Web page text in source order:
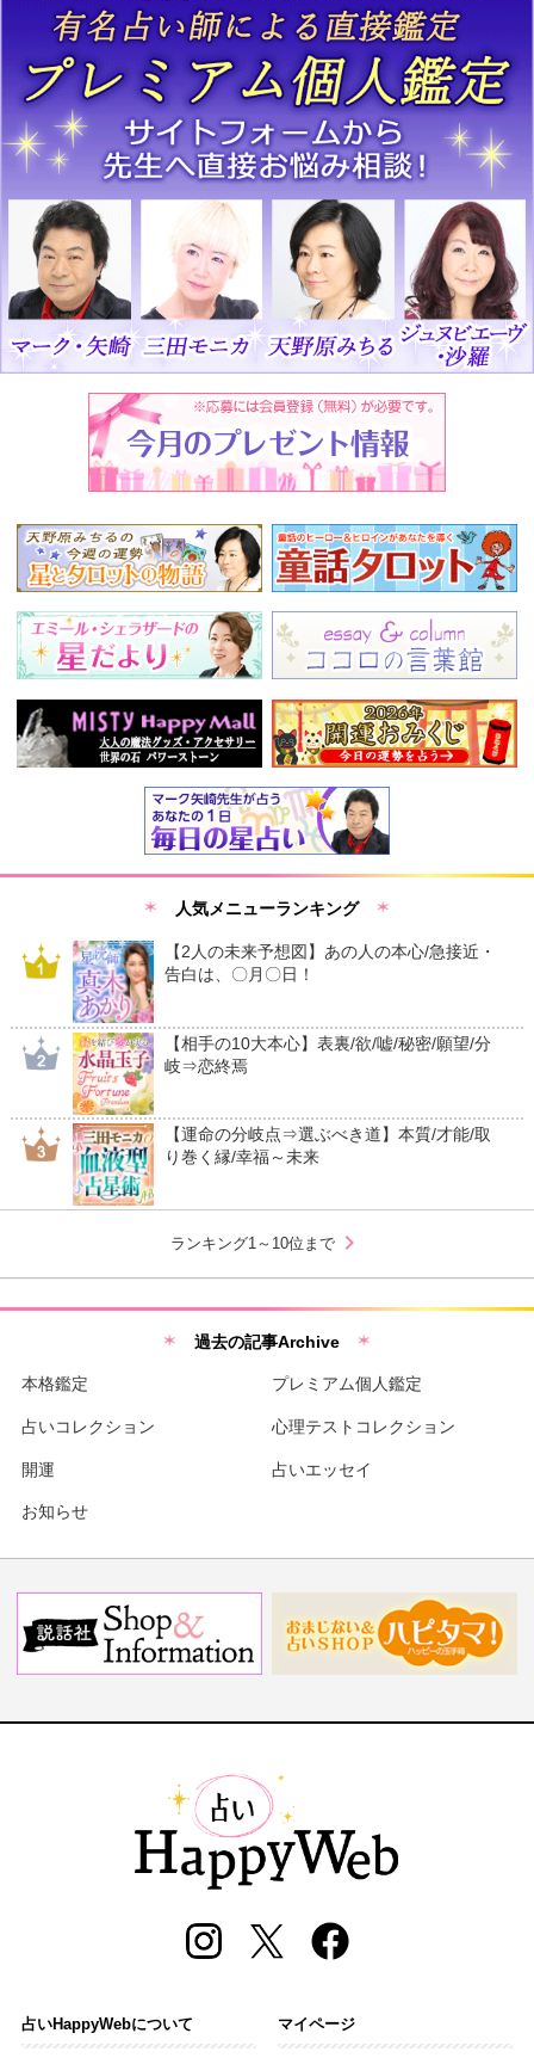
人気メニューランキング
【2人の未来予想図】あの人の本心/急接近・
告白は、〇月〇日！
【相手の10大本心】表裏/欲/嘘/秘密/願望/分
岐⇒恋終焉
【運命の分岐点⇒選ぶべき道】本質/才能/取
り巻く縁/幸福～未来
ランキング1～10位まで chevron_right
過去の記事Archive
本格鑑定 プレミアム個人鑑定
占いコレクション 心理テストコレクション
開運 占いエッセイ
お知らせ
占いHappyWebについて マイページ